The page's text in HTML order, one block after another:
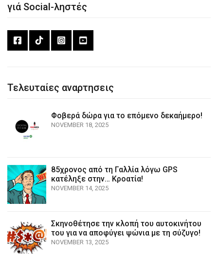
γιά Social-ληστές
Τελευταίες αναρτησεις
Φοβερά δώρα για το επόμενο δεκαήμερο!
NOVEMBER 18, 2025
85χρονος από τη Γαλλία λόγω GPS
κατέληξε στην… Κροατία!
NOVEMBER 14, 2025
Σκηνοθέτησε την κλοπή του αυτοκινήτου
του για να αποφύγει ψώνια με τη σύζυγο!
NOVEMBER 13, 2025